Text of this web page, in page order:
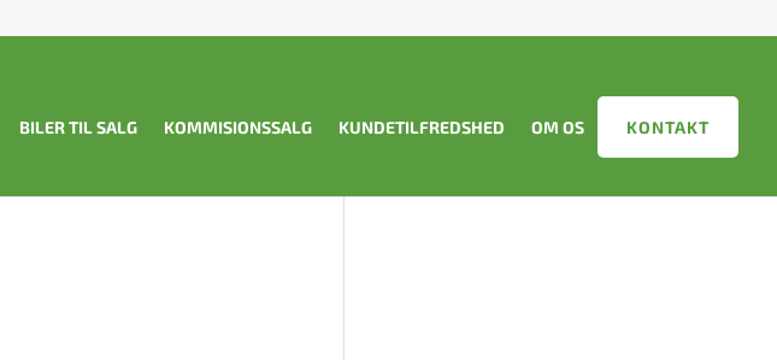
BILER TIL SALG KOMMISIONSSALG KUNDETILFREDSHED OM OS KONTAKT